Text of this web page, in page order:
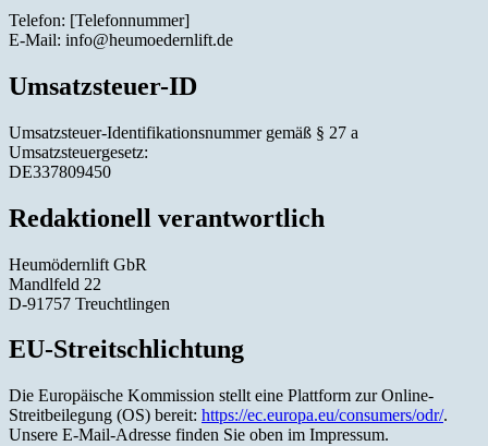
Telefon: [Telefonnummer]
E-Mail: info@heumoedernlift.de
Umsatzsteuer-ID
Umsatzsteuer-Identifikationsnummer gemäß § 27 a
Umsatzsteuergesetz:
DE337809450
Redaktionell verantwortlich
Heumödernlift GbR
Mandlfeld 22
D-91757 Treuchtlingen
EU-Streitschlichtung
Die Europäische Kommission stellt eine Plattform zur Online-
Streitbeilegung (OS) bereit: https://ec.europa.eu/consumers/odr/.
Unsere E-Mail-Adresse finden Sie oben im Impressum.